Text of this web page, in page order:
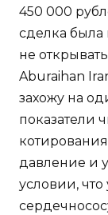
450 000
сделка была
не
Aburaihan
захожу на
показатели
давление и
условии, что